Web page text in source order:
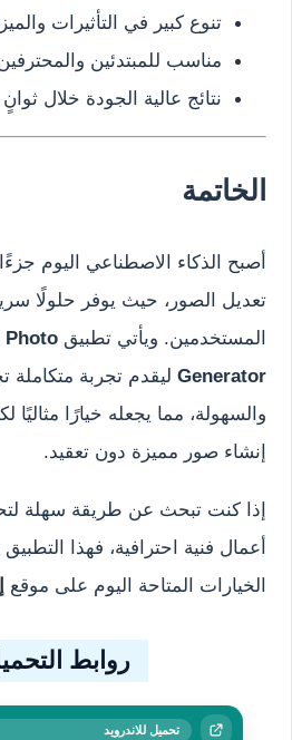
تنوع كبير في التأثيرات
مناسب للمبتدئين
نتائج عالية الجودة خلال ثوانٍ
الخاتمة
أصبح الذكاء الاصطناعي اليوم
تعديل الصور، حيث يوفر حلولًا
المستخدمين. ويأتي تطبيق Photo
Generatorليقدم تجربة متكاملة
والسهولة، مما يجعله خيارًا
إنشاء صور مميزة دون تعقيد.
إذا كنت تبحث عن طريقة سهلة
أعمال فنية احترافية، فهذا
الخيارات المتاحة اليوم على موقع
روابط
تحميل للاندرويد